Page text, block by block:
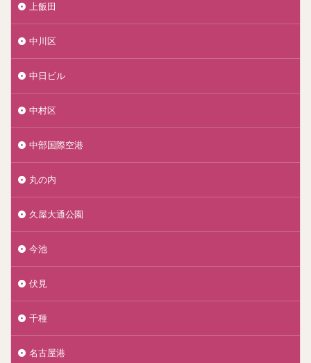
上飯田
中川区
中日ビル
中村区
中部国際空港
丸の内
久屋大通公園
今池
伏見
千種
名古屋港